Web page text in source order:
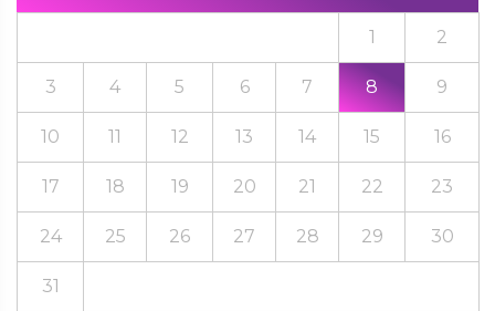
1 2
3 4 5 6 7 8 9
10 11 12 13 14 15 16
17 18 19 20 21 22 23
24 25 26 27 28 29 30
31